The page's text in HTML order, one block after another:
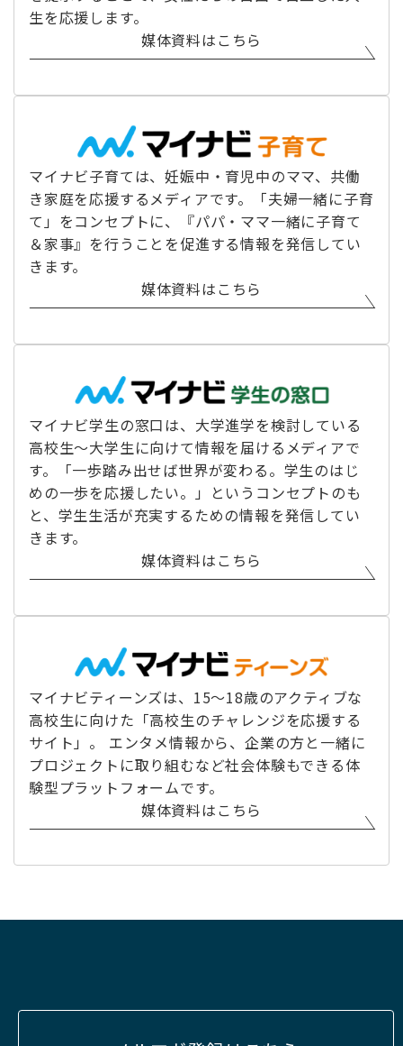
生を応援します。
媒体資料はこちら
マイナビ子育ては、妊娠中・育児中のママ、共働
き家庭を応援するメディアです。「夫婦一緒に子育
て」をコンセプトに、『パパ・ママ一緒に子育て
＆家事』を行うことを促進する情報を発信してい
きます。
媒体資料はこちら
マイナビ学生の窓口は、大学進学を検討している
高校生～大学生に向けて情報を届けるメディアで
す。「一歩踏み出せば世界が変わる。学生のはじ
めの一歩を応援したい。」というコンセプトのも
と、学生生活が充実するための情報を発信してい
きます。
媒体資料はこちら
マイナビティーンズは、15～18歳のアクティブな
高校生に向けた「高校生のチャレンジを応援する
サイト」。 エンタメ情報から、企業の方と一緒に
プロジェクトに取り組むなど社会体験もできる体
験型プラットフォームです。
媒体資料はこちら